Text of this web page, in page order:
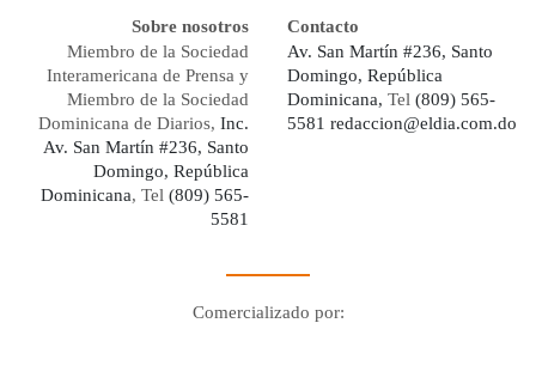
Sobre nosotros
Miembro de la Sociedad
Interamericana de Prensa y
Miembro de la Sociedad
Dominicana de Diarios, Inc.
Av. San Martín #236, Santo
Domingo, República
Dominicana, Tel (809) 565-
5581
Contacto
Av. San Martín #236, Santo
Domingo, República
Dominicana, Tel (809) 565-
5581 redaccion@eldia.com.do
Comercializado por: